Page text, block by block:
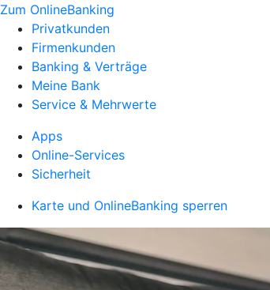
Zum OnlineBanking
Privatkunden
Firmenkunden
Banking & Verträge
Meine Bank
Service & Mehrwerte
Apps
Online-Services
Sicherheit
Karte und OnlineBanking sperren